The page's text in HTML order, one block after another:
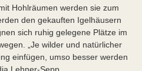
Hohlräumen werden sie zum
den gekauften Igelhäusern
sich ruhig gelegene Plätze im
„Je wilder und natürlicher
einfügen, umso besser werden